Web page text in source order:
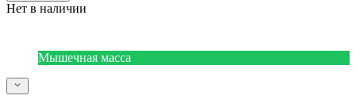
Нет в наличии
Мышечная масса